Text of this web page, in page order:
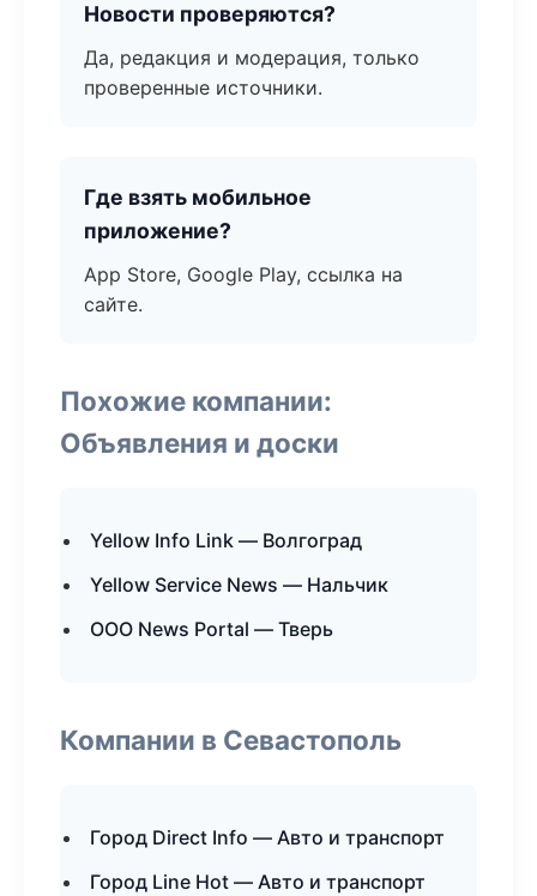
Новости проверяются?
Да, редакция и модерация, только
проверенные источники.
Где взять мобильное
приложение?
App Store, Google Play, ссылка на
сайте.
Похожие компании:
Объявления и доски
Yellow Info Link — Волгоград
Yellow Service News — Нальчик
ООО News Portal — Тверь
Компании в Севастополь
Город Direct Info — Авто и транспорт
Город Line Hot — Авто и транспорт